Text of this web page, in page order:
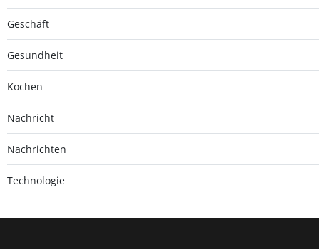
Geschäft
Gesundheit
Kochen
Nachricht
Nachrichten
Technologie